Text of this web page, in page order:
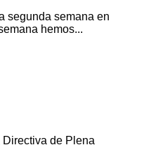
segunda semana en
hemos...
de Plena